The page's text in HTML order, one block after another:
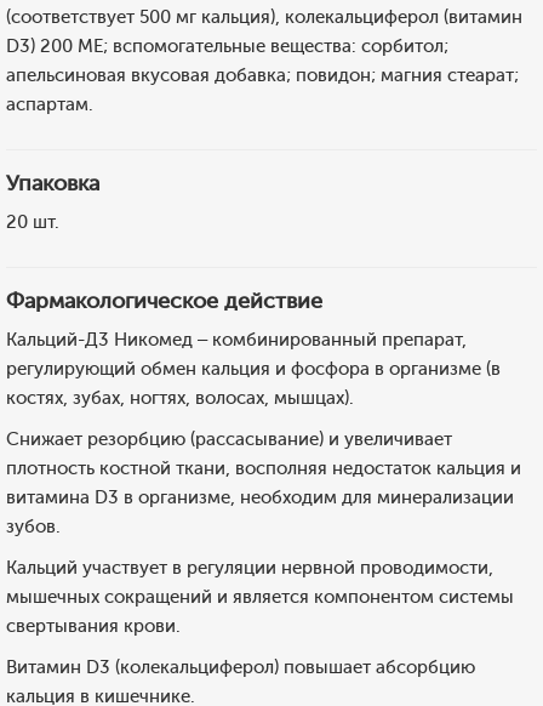
(соответствует 500 мг кальция), колекальциферол (витамин
D3) 200 МЕ; вспомогательные вещества: сорбитол;
апельсиновая вкусовая добавка; повидон; магния стеарат;
аспартам.
Упаковка
20 шт.
Фармакологическое действие
Кальций-Д3 Никомед – комбинированный препарат,
регулирующий обмен кальция и фосфора в организме (в
костях, зубах, ногтях, волосах, мышцах).
Снижает резорбцию (рассасывание) и увеличивает
плотность костной ткани, восполняя недостаток кальция и
витамина D3 в организме, необходим для минерализации
зубов.
Кальций участвует в регуляции нервной проводимости,
мышечных сокращений и является компонентом системы
свертывания крови.
Витамин D3 (колекальциферол) повышает абсорбцию
кальция в кишечнике.